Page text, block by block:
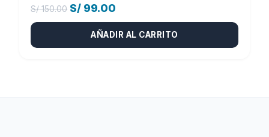
S/150.00 El
precio
original
S/ 99.00
precio
actual
AÑADIR AL CARRITO